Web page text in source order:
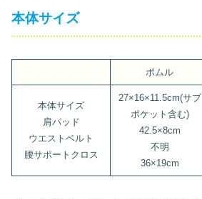
本体サイズ
ポムル
本体サイズ
肩パッド
ウエストベルト
腰サポートクロス
27×16×11.5cm(サブ
ポケット含む)
42.5×8cm
不明
36×19cm